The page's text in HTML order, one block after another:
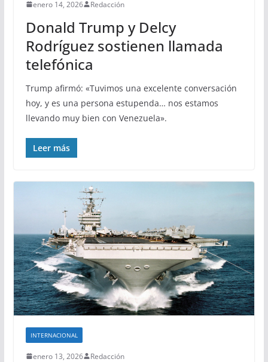
enero 14, 2026 Redacción
Donald Trump y Delcy
Rodríguez sostienen llamada
telefónica
Trump afirmó: «Tuvimos una excelente conversación
hoy, y es una persona estupenda… nos estamos
llevando muy bien con Venezuela».
Leer más
INTERNACIONAL
enero 13, 2026 Redacción